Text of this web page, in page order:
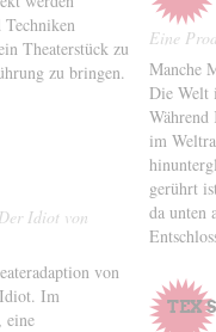
Techniken
Theaterstück zu
zu bringen.
Eine
Manche
Die Welt
im
gerührt
da unten
Idiot von
von
Im
eine
TEX